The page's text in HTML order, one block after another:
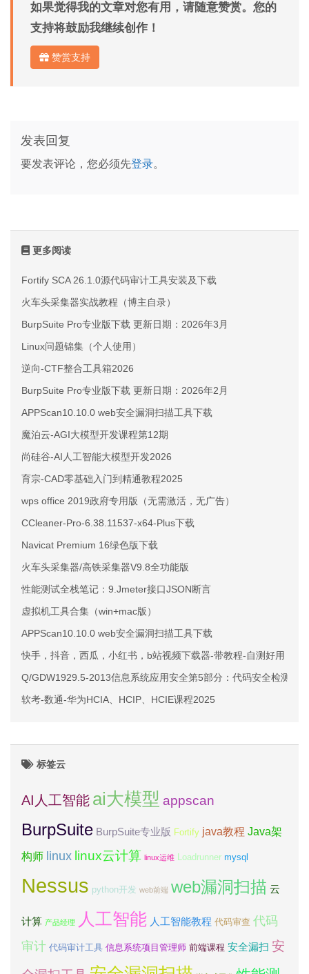
如果觉得我的文章对您有用，请随意赞赏。您的
支持将鼓励我继续创作！
赞赏支持
发表回复
要发表评论，您必须先登录。
更多阅读
Fortify SCA 26.1.0源代码审计工具安装及下载
火车头采集器实战教程（博主自录）
BurpSuite Pro专业版下载 更新日期：2026年3月
Linux问题锦集（个人使用）
逆向-CTF整合工具箱2026
BurpSuite Pro专业版下载 更新日期：2026年2月
APPScan10.10.0 web安全漏洞扫描工具下载
魔泊云-AGI大模型开发课程第12期
尚硅谷-AI人工智能大模型开发2026
育宗-CAD零基础入门到精通教程2025
wps office 2019政府专用版（无需激活，无广告）
CCleaner-Pro-6.38.11537-x64-Plus下载
Navicat Premium 16绿色版下载
火车头采集器/高铁采集器V9.8全功能版
性能测试全栈笔记：9.Jmeter接口JSON断言
虚拟机工具合集（win+mac版）
APPScan10.10.0 web安全漏洞扫描工具下载
快手，抖音，西瓜，小红书，b站视频下载器-带教程-自测好用
Q/GDW1929.5-2013信息系统应用安全第5部分：代码安全检测
软考-数通-华为HCIA、HCIP、HCIE课程2025
标签云
AI人工智能 ai大模型 appscan
BurpSuite BurpSuite专业版 Fortify java教程 Java架
构师 linux linux云计算 linux运维 Loadrunner mysql
Nessus python开发 web前端 web漏洞扫描 云
计算 产品经理 人工智能 人工智能教程 代码审查 代码
审计 代码审计工具 信息系统项目管理师 前端课程 安全漏扫 安